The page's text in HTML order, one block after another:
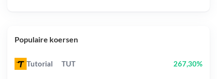
Populaire koersen
Tutorial TUT 267,30%